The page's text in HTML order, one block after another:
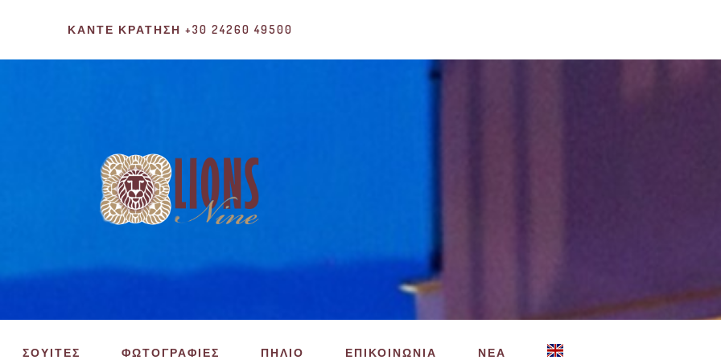
ΚΆΝΤΕ ΚΡΆΤΗΣΗ +30 24260 49500
ΣΟΥΙΤΕΣ ΦΩΤΟΓΡΑΦΙΕΣ ΠΗΛΙΟ ΕΠΙΚΟΙΝΩΝΙΑ ΝΕΑ